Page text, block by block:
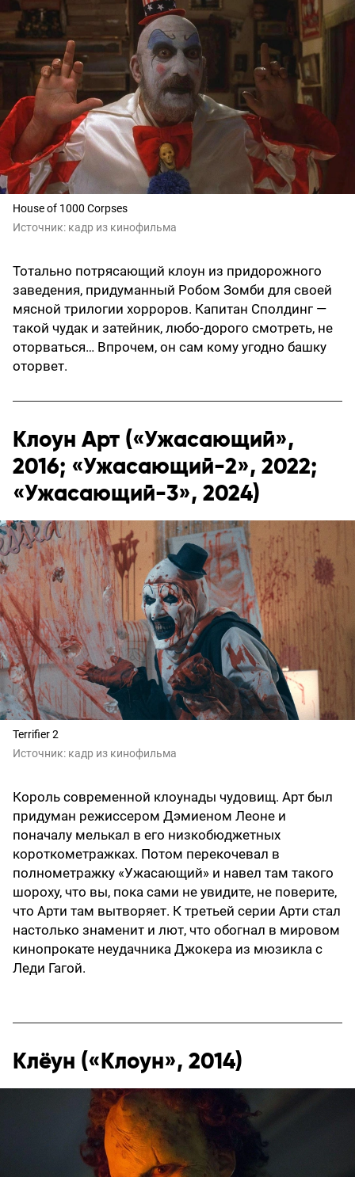
House of 1000 Corpses
Источник: кадр из кинофильма
Тотально потрясающий клоун из придорожного
заведения, придуманный Робом Зомби для своей
мясной трилогии хорроров. Капитан Сполдинг —
такой чудак и затейник, любо-дорого смотреть, не
оторваться… Впрочем, он сам кому угодно башку
оторвет.
Клоун Арт («Ужасающий»,
2016; «Ужасающий-2», 2022;
«Ужасающий-3», 2024)
Terrifier 2
Источник: кадр из кинофильма
Король современной клоунады чудовищ. Арт был
придуман режиссером Дэмиеном Леоне и
поначалу мелькал в его низкобюджетных
короткометражках. Потом перекочевал в
полнометражку «Ужасающий» и навел там такого
шороху, что вы, пока сами не увидите, не поверите,
что Арти там вытворяет. К третьей серии Арти стал
настолько знаменит и лют, что обогнал в мировом
кинопрокате неудачника Джокера из мюзикла с
Леди Гагой.
Клёун («Клоун», 2014)